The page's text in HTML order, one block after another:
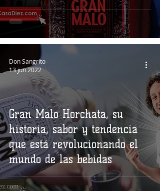
Gran Malo Horchata, su
historia, sabor y tendencia
que está revolucionando el
mundo de las bebidas
Don Sangrito
13 jun 2022